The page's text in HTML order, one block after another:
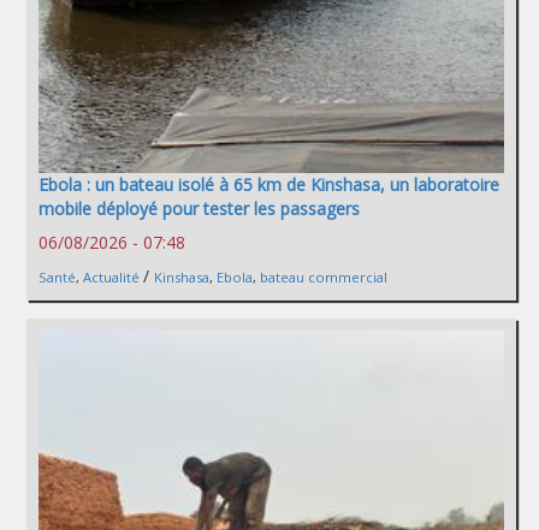
Ebola : un bateau isolé à 65 km de Kinshasa, un laboratoire
mobile déployé pour tester les passagers
06/08/2026 - 07:48
Santé, Actualité / Kinshasa, Ebola, bateau commercial